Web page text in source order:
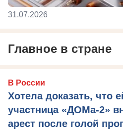
31.07.2026
Главное в стране
В России
Хотела доказать, что
участница «ДОМа-2»
арест после голой